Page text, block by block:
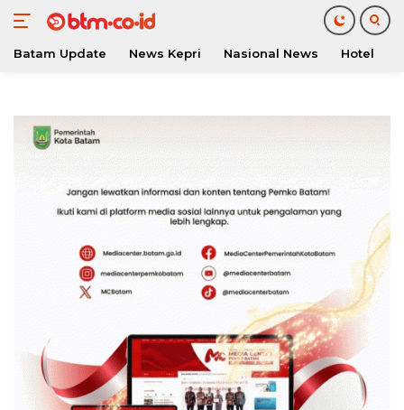
konten
Batam Update News Kepri Nasional News Hotel